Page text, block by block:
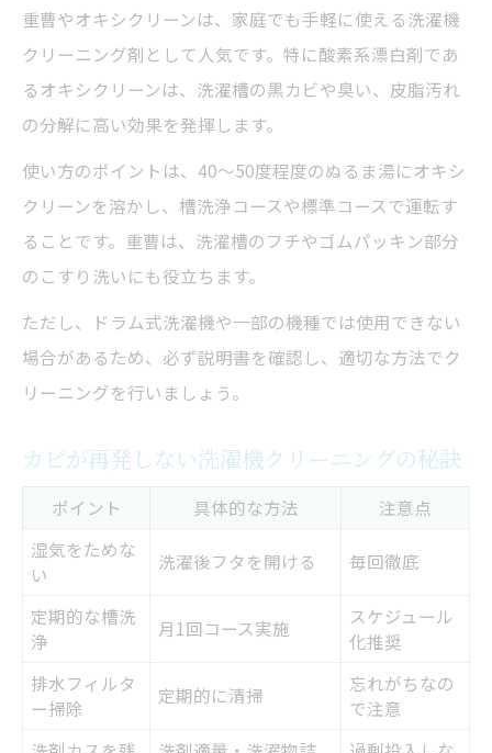
重曹やオキシクリーンは、家庭でも手軽に使える洗濯機
クリーニング剤として人気です。特に酸素系漂白剤であ
るオキシクリーンは、洗濯槽の黒カビや臭い、皮脂汚れ
の分解に高い効果を発揮します。
使い方のポイントは、40～50度程度のぬるま湯にオキシ
クリーンを溶かし、槽洗浄コースや標準コースで運転す
ることです。重曹は、洗濯槽のフチやゴムパッキン部分
のこすり洗いにも役立ちます。
ただし、ドラム式洗濯機や一部の機種では使用できない
場合があるため、必ず説明書を確認し、適切な方法でク
リーニングを行いましょう。
カビが再発しない洗濯機クリーニングの秘訣
ポイント 具体的な方法
注意点
湿気をためな
い
洗濯後フタを開ける 毎回徹底
定期的な槽洗
浄
月1回コース実施
スケジュール
化推奨
排水フィルタ
ー掃除
定期的に清掃
忘れがちなの
で注意